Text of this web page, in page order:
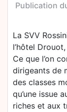
Publication
La SVV
l’hôtel
Ce que l’on
dirigeants de
des classes
qu’une issue
riches et aux